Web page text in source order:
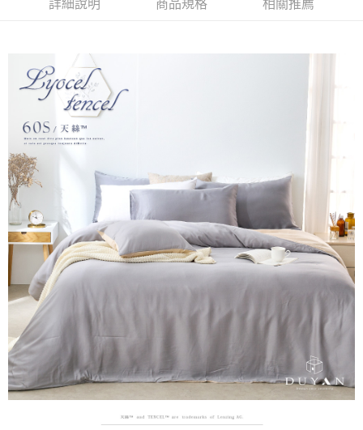
台灣樂天信用卡公司
【大哥付你分期使用說明】
1.本服務由台灣大哥大提供，台灣大哥大用戶可立即使用無須另外申請。
2.付款方式選擇「大哥付你分期」，訂單成立後會自動跳轉到大哥付的交易
流程，驗證手機門號後，選擇欲分期的期數、繳款截止日，確認付款後即完
成交易。
3.實際核准額度、可分期數及費用金額請依後續交易確認頁面所載為準。
消。如遇「轉專審核」未通過狀況，表示未達大哥付你分期系統評分，恕無
法說明評估內容。
1.分期款項不併入電信帳單，「大哥付你分期」於每月結算日後寄送繳費提
醒簡訊。
2.透過簡訊連結打開帳單後，可選擇「超商條碼／台灣大直營門市／銀行轉
帳／街口支付／iPASS MONEY」等通路繳費。
【注意事項】
1.本服務係由「台灣大哥大股份有限公司」（以下簡稱本公司）所提供，讓
用戶於交易時，得透過本服務購買商品或服務，並由商店將買賣／分期付款
買賣價金債權讓與本公司後，依約使用本公司帳單繳交帳款。
2.基於同意付款使用「大哥付你分期」之契約關係目的，商店將以您的個人
資料（包含姓名、電話或地址）提供予台灣大哥大進項蒐集、處理及利用，
由本公司與您本人進行分期帳單所需資料之確認、核對及更正。
3.完整用戶服務條款，請詳閱以下連結：https://oppay.tw/userRule
AFTEE先享後付
相關說明
【關於「AFTEE先享後付」】
AFTEE先享後付是「在收到商品之後才付款」的支付方式。 讓您購物簡單
便利好安心！
１．簡單：不需註冊會員、不需綁卡、不需儲值。
２．便利：只要手機號碼，簡訊認證，即可結帳。
３．安心：先確認商品／服務後，再付款。
【「AFTEE先享後付」結帳流程】
１．於結帳方式選擇「AFTEE先享後付」後，將跳轉至「AFTEE先享後付」
結帳頁面，進行簡訊認證並確認金額後，即可完成結帳。
２．訂單成立數日內，您將收到繳費通知簡訊。
３．收到繳費通知簡訊後14天內，點擊此簡訊中的連結，可透過四大超商／
ATM／網路銀行／等多元方式進行付款，方視為交易完成。
※ 請注意：結帳手續完成當下不需立刻繳費，但若您需要取消訂單，請聯絡
購買商品的店家。未經商家同意取消之訂單仍視為有效，需透過AFTEE先享
後付繳納相關費用。
※ 交易是否成功請以「AFTEE先享後付 」之結帳頁面顯示為準，若有關於
是否繳費成功／繳費後需取消欲退款等相關疑問，請聯繫「AFTEE先享後付
客戶支援中心」https://netprotections.freshdesk.com/support/home
【注意事項】
１．透過由恩沛科技股份有限公司提供之「AFTEE先享後付」服務完成之交
Hami Point
相關說明
「Hami Point」為中華電信所提供之點數服務，可於會員專區綁定中華電信
會員帳號後，即可在購物車使用 Hami Point 折抵消費金額 (1點等於1元)。
ATM付款
運送方式
全家取貨付款
每筆NT$60，滿NT$699(含以上)免運費
付款後全家取貨
每筆NT$60，滿NT$699(含以上)免運費
7-11取貨付款
每筆NT$60，滿NT$999(含以上)免運費
付款後7-11取貨
每筆NT$60，滿NT$999(含以上)免運費
詳細說明 商品規格 相關推薦